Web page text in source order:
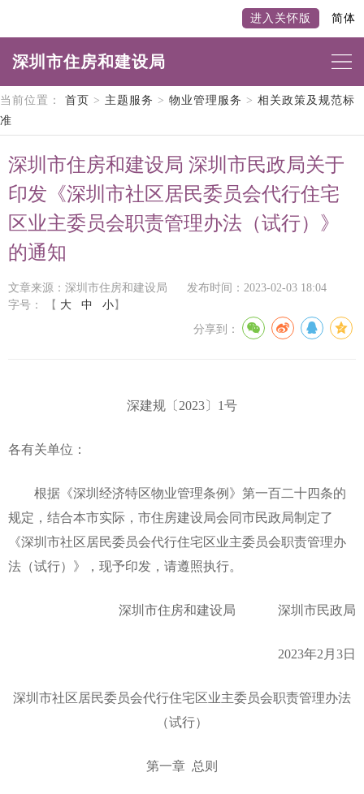
进入关怀版 简体
深圳市住房和建设局
当前位置： 首页 > 主题服务 > 物业管理服务 > 相关政策及规范标
准
深圳市住房和建设局 深圳市民政局关于
印发《深圳市社区居民委员会代行住宅
区业主委员会职责管理办法（试行）》
的通知
文章来源：深圳市住房和建设局
发布时间：2023-02-03 18:04
字号：
【 大 中 小 】
分享到：
深建规〔2023〕1号
各有关单位：
根据《深圳经济特区物业管理条例》第一百二十四条的
规定，结合本市实际，市住房建设局会同市民政局制定了
《深圳市社区居民委员会代行住宅区业主委员会职责管理办
法（试行）》，现予印发，请遵照执行。
深圳市住房和建设局 深圳市民政局
2023年2月3日
深圳市社区居民委员会代行住宅区业主委员会职责管理办法
（试行）
第一章 总则